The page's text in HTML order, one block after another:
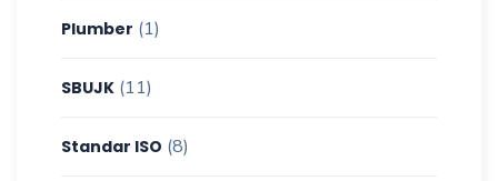
Plumber (1)
SBUJK (11)
Standar ISO (8)